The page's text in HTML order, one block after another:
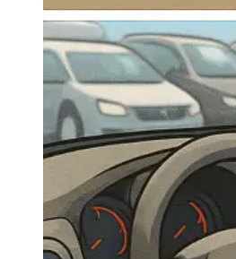
Navigație
Navigație
Mercedes
Navigație
Navigație
Navigație
Navigație
Navigație
Navigație
Passat
Navigație
Navigație
Navigație
Navigație
Navigație
Navigație